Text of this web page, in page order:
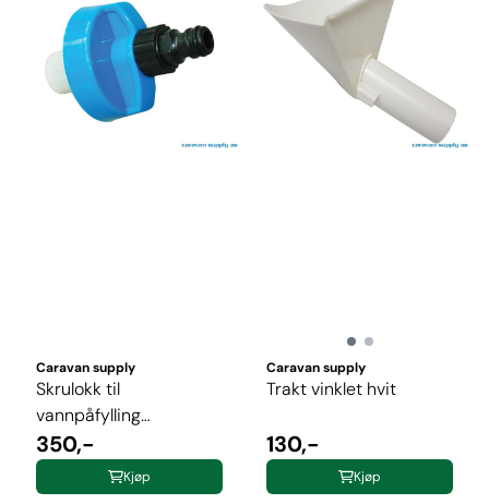
Caravan supply
Skrulokk til
vannpåfylling
m/gardenakobling
Ø67mm
350,-
Kjøp
Caravan supply
Trakt vinklet hvit
130,-
Kjøp